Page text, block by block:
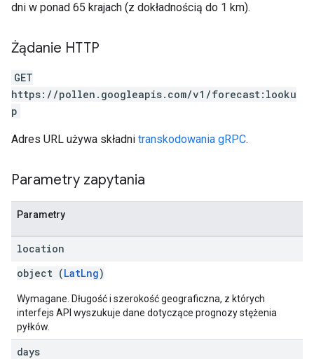
dni w ponad 65 krajach (z dokładnością do 1 km).
Żądanie HTTP
GET
https://pollen.googleapis.com/v1/forecast:looku
p
Adres URL używa składni transkodowania gRPC.
Parametry zapytania
Parametry
location
object (LatLng)
Wymagane. Długość i szerokość geograficzna, z których
interfejs API wyszukuje dane dotyczące prognozy stężenia
pyłków.
days